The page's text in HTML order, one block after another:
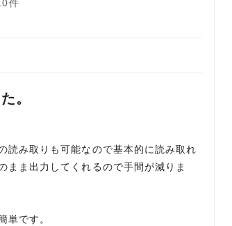
件
。
読み取りも可能なので基本的に読み取れ
まま出力してくれるので手間が減りま